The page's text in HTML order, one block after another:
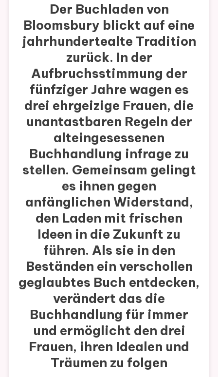
Der Buchladen von
Bloomsbury blickt auf eine
jahrhundertealte Tradition
zurück. In der
Aufbruchsstimmung der
fünfziger Jahre wagen es
drei ehrgeizige Frauen, die
unantastbaren Regeln der
alteingesessenen
Buchhandlung infrage zu
stellen. Gemeinsam gelingt
es ihnen gegen
anfänglichen Widerstand,
den Laden mit frischen
Ideen in die Zukunft zu
führen. Als sie in den
Beständen ein verschollen
geglaubtes Buch entdecken,
verändert das die
Buchhandlung für immer
und ermöglicht den drei
Frauen, ihren Idealen und
Träumen zu folgen